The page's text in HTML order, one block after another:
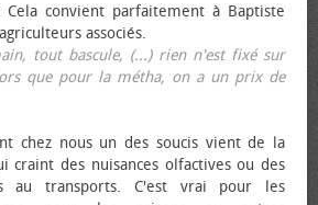
convient parfaitement à Baptiste
associés.
tout bascule, (...) rien n'est fixé sur
que pour la métha, on a un prix de
chez nous un des soucis vient de la
craint des nuisances olfactives ou des
au transports. C'est vrai pour les